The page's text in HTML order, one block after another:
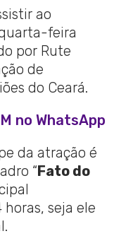
ao
feira
por Rute
de
do Ceará.
no WhatsApp
da atração é
“ Fato do
seja ele